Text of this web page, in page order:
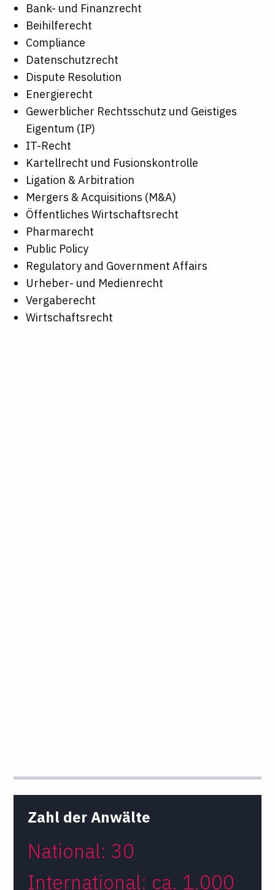
Bank- und Finanzrecht
Beihilferecht
Compliance
Datenschutzrecht
Dispute Resolution
Energierecht
Gewerblicher Rechtsschutz und Geistiges
Eigentum (IP)
IT-Recht
Kartellrecht und Fusionskontrolle
Ligation & Arbitration
Mergers & Acquisitions (M&A)
Öffentliches Wirtschaftsrecht
Pharmarecht
Public Policy
Regulatory and Government Affairs
Urheber- und Medienrecht
Vergaberecht
Wirtschaftsrecht
Zahl der Anwälte
National: 30
International: ca. 1.000